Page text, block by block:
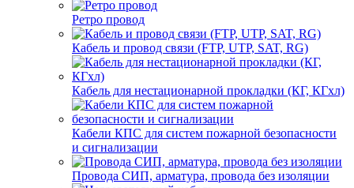
Ретро провод
Кабель и провод связи (FTP, UTP, SAT, RG)
Кабель для нестационарной прокладки (КГ, КГхл)
Кабели КПС для систем пожарной безопасности
и сигнализации
Провода СИП, арматура, провода без изоляции